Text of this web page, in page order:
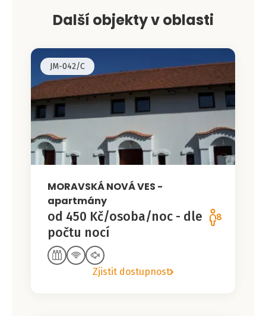
Další objekty v oblasti
JM-042/C
MORAVSKÁ NOVÁ VES -
apartmány
od 450 Kč/osoba/noc - dle
počtu nocí
8
Zjistit dostupnost